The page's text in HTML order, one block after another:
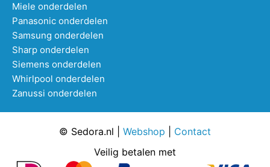
Miele onderdelen
Panasonic onderdelen
Samsung onderdelen
Sharp onderdelen
Siemens onderdelen
Whirlpool onderdelen
Zanussi onderdelen
© Sedora.nl | Webshop
Contact
Veilig betalen met